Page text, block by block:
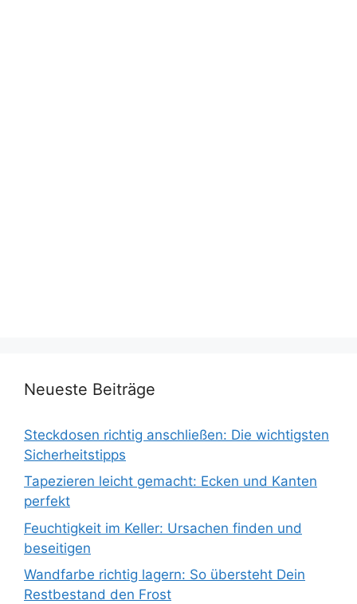
Neueste Beiträge
Steckdosen richtig anschließen: Die wichtigsten
Sicherheitstipps
Tapezieren leicht gemacht: Ecken und Kanten
perfekt
Feuchtigkeit im Keller: Ursachen finden und
beseitigen
Wandfarbe richtig lagern: So übersteht Dein
Restbestand den Frost